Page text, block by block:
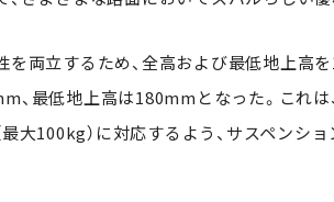
両立するため、全高および最低地上高
、最低地上高は180mmとなった。これ
大100kg）に対応するよう、サスペンシ